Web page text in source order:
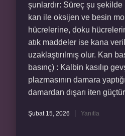
şunlardır: Süreç şu
kan ile oksijen ve besin
hücrelerine, doku
atık maddeler ise kana
uzaklaştırılmış olur. Kan
basınç) : Kalbin kasılıp
plazmasının damara
damardan dışarı iten
Şubat 15, 2026 Yanıtla